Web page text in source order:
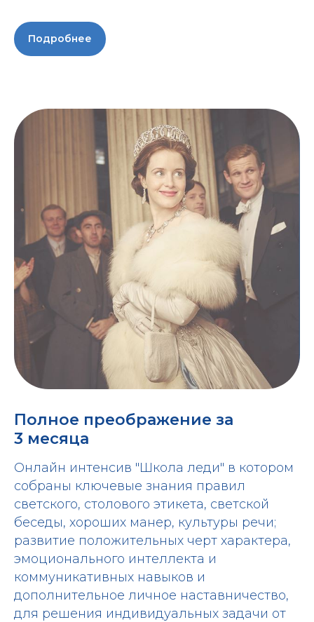
Подробнее
Полное преображение за
3 месяца
Онлайн интенсив "Школа леди" в котором
собраны ключевые знания правил
светского, столового этикета, светской
беседы, хороших манер, культуры речи;
развитие положительных черт характера,
эмоционального интеллекта и
коммуникативных навыков и
дополнительное личное наставничество,
для решения индивидуальных задачи от